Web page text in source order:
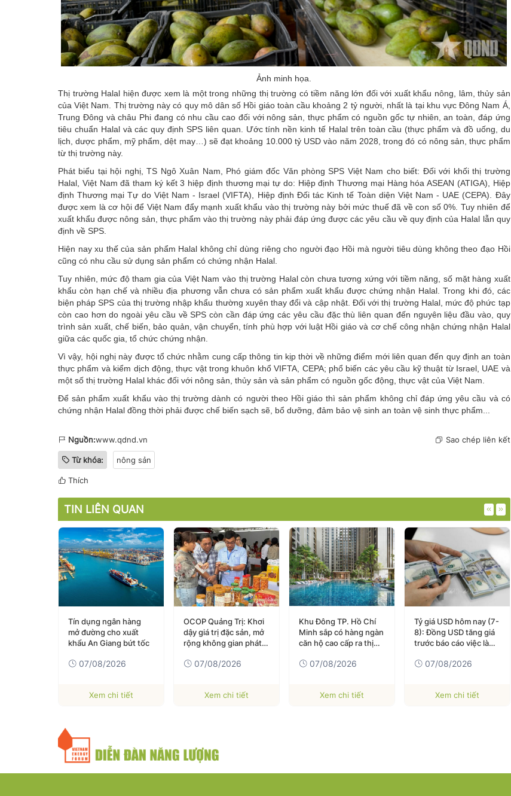
Ảnh minh họa.
Thị trường Halal hiện được xem là một trong những thị trường có tiềm năng lớn đối với xuất khẩu nông, lâm, thủy sản
của Việt Nam. Thị trường này có quy mô dân số Hồi giáo toàn cầu khoảng 2 tỷ người, nhất là tại khu vực Đông Nam Á,
Trung Đông và châu Phi đang có nhu cầu cao đối với nông sản thực phẩm có nguồn gốc tự nhiên, an toàn, đáp ứng
tiêu chuẩn Halal và các quy định SPS liên quan. Ước tính nền kinh tế Halal trên toàn cầu (thực phẩm và đồ uống, du
lịch, dược phẩm, mỹ phẩm, dệt may…) sẽ đạt khoảng 10.000 tỷ USD vào năm 2028, trong đó có nông sản, thực phẩm
từ thị trường này.
Phát biểu tại hội nghị, TS Ngô Xuân Nam, Phó giám đốc Văn phòng SPS Việt Nam cho biết: Đối với khối thị trường
Halal, Việt Nam đã tham ký kết 3 hiệp định thương mại tự do: Hiệp định Thương mại Hàng hóa ASEAN (ATIGA), Hiệp
định Thương mại Tự do Việt Nam - Israel (VIFTA), Hiệp định Đối tác Kinh tế Toàn diện Việt Nam - UAE (CEPA). Đây
được xem là cơ hội để Việt Nam đẩy mạnh xuất khẩu vào thị trường này bởi mức thuế đã về con số 0%. Tuy nhiên để
xuất khẩu được nông sản, thực phẩm vào thị trường này phải đáp ứng được các yêu cầu về quy định của Halal lẫn quy
định về SPS.
Hiện nay xu thế của sản phẩm Halal không chỉ dùng riêng cho người đạo Hồi mà người tiêu dùng không theo đạo Hồi
cũng có nhu cầu sử dụng sản phẩm có chứng nhận Halal.
Tuy nhiên, mức độ tham gia của Việt Nam vào thị trường Halal còn chưa tương xứng với tiềm năng, số mặt hàng xuất
khẩu còn hạn chế và nhiều địa phương vẫn chưa có sản phẩm xuất khẩu được chứng nhận Halal. Trong khi đó, các
biện pháp SPS của thị trường nhập khẩu thường xuyên thay đổi và cập nhật. Đối với thị trường Halal, mức độ phức tạp
còn cao hơn do ngoài yêu cầu về SPS còn cần đáp ứng các yêu cầu đặc thù liên quan đến nguyên liệu đầu vào, quy
trình sản xuất, chế biến, bảo quản, vận chuyển, tính phù hợp với luật Hồi giáo và cơ chế công nhận chứng nhận Halal
giữa các quốc gia, tổ chức chứng nhận.
Vì vậy, hội nghị này được tổ chức nhằm cung cấp thông tin kịp thời về những điểm mới liên quan đến quy định an toàn
thực phẩm và kiểm dịch động, thực vật trong khuôn khổ VIFTA, CEPA; phổ biến các yêu cầu kỹ thuật từ Israel, UAE và
một số thị trường Halal khác đối với nông sản, thủy sản và sản phẩm có nguồn gốc động, thực vật của Việt Nam.
Để sản phẩm xuất khẩu vào thị trường dành có người theo Hồi giáo thì sản phẩm không chỉ đáp ứng yêu cầu và có
chứng nhận Halal đồng thời phải được chế biến sạch sẽ, bổ dưỡng, đảm bảo vệ sinh an toàn vệ sinh thực phẩm...
Nguồn:www.qdnd.vn Sao chép liên kết
Từ khóa: nông sản
Thích
TIN LIÊN QUAN
Tín dụng ngân hàng
mở đường cho xuất
khẩu An Giang bứt tốc
07/08/2026
Xem chi tiết
OCOP Quảng Trị: Khơi
dậy giá trị đặc sản, mở
rộng không gian phát
07/08/2026
Xem chi tiết
Khu Đông TP. Hồ Chí
Minh sắp có hàng ngàn
căn hộ cao cấp ra thị
07/08/2026
Xem chi tiết
Tỷ giá USD hôm nay (7-
8): Đồng USD tăng giá
trước báo cáo việc làm
07/08/2026
Xem chi tiết